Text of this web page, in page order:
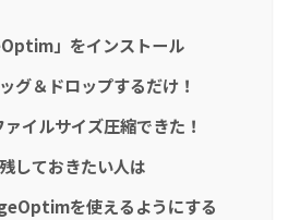
」をインストール
グ＆ドロップするだけ！
イルサイズ圧縮できた！
しておきたい人は
を使えるようにする